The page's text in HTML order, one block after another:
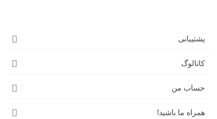
پشتیبانی
کاتالوگ
حساب من
همراه ما باشید!